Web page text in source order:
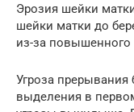
Эрозия шейки
шейки матки до
из-за повышенного
Угроза
выделения в